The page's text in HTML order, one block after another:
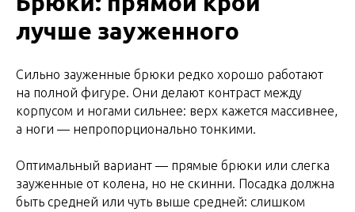
лучше зауженного
Сильно зауженные брюки редко хорошо работают
на полной фигуре. Они делают контраст между
корпусом и ногами сильнее: верх кажется массивнее,
а ноги — непропорционально тонкими.
Оптимальный вариант — прямые брюки или слегка
зауженные от колена, но не скинни. Посадка должна
быть средней или чуть выше средней: слишком